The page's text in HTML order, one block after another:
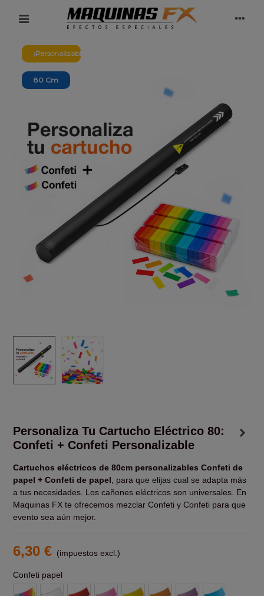
80 Cm
¡Personalizable!
Personaliza Tu Cartucho Eléctrico 80:
Confeti + Confeti Personalizable
Cartuchos eléctricos de 80cm personalizables Confeti de
papel + Confeti de papel , para que elijas cual se adapta más
a tus necesidades. Los cañones eléctricos son universales. En
Maquinas FX te ofrecemos mezclar Confeti y Confeti para que
evento sea aún mejor.
6,30 € (impuestos excl.)
Confeti papel
MulticolorBlanco Rojo Rosa Amarillo Naranja Morado
Azul